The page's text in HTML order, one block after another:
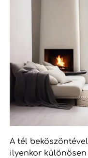
A tél
ilyenkor